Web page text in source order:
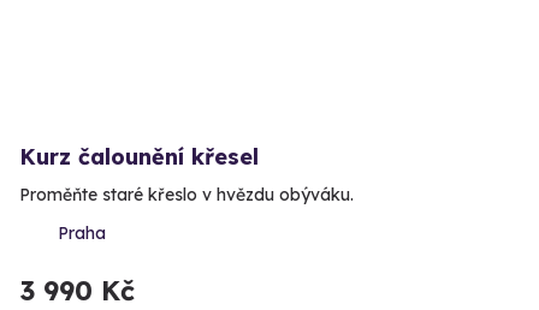
Kurz čalounění křesel
Proměňte staré křeslo v hvězdu obýváku.
Praha
3 990 Kč